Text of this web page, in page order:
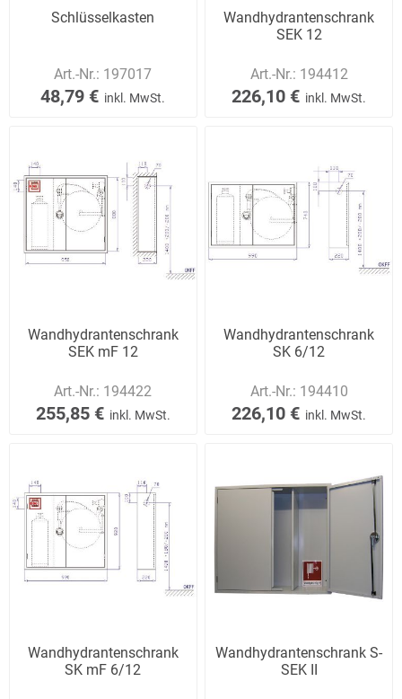
Schlüsselkasten
Art.-Nr.: 197017
48,79 € inkl. MwSt.
Wandhydrantenschrank
SEK 12
Art.-Nr.: 194412
226,10 € inkl. MwSt.
Wandhydrantenschrank
SEK mF 12
Art.-Nr.: 194422
255,85 € inkl. MwSt.
Wandhydrantenschrank
SK 6/12
Art.-Nr.: 194410
226,10 € inkl. MwSt.
Wandhydrantenschrank
SK mF 6/12
Wandhydrantenschrank S-
SEK II